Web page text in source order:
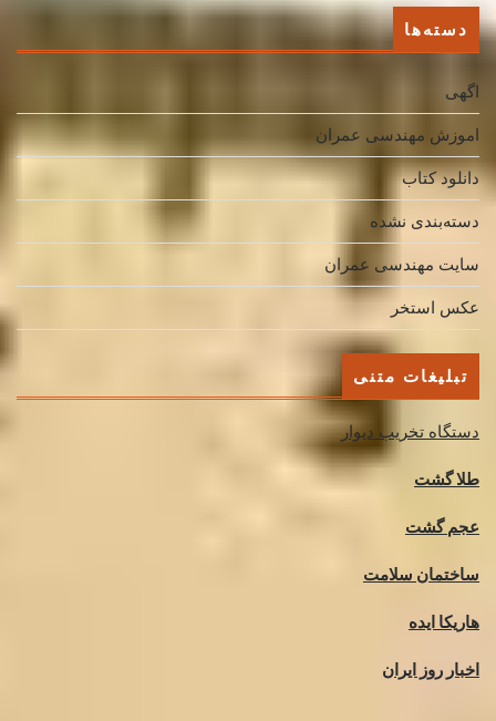
دسته‌ها
اگهی
اموزش مهندسی عمران
دانلود کتاب
دسته‌بندی نشده
سایت مهندسی عمران
عکس استخر
تبلیغات متنی
دستگاه تخریب دیوار
طلا گشت
عجم گشت
ساختمان سلامت
هاریکا ایده
اخبار روز ایران